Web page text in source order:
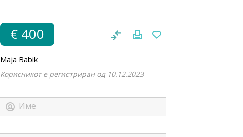
€ 400
Maja Babik
Корисникот е регистриран од 10.12.2023